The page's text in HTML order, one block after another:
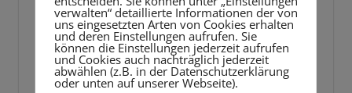
verwalten“ detaillierte Informationen der von
uns eingesetzten Arten von Cookies erhalten
und deren Einstellungen aufrufen. Sie
können die Einstellungen jederzeit aufrufen
und Cookies auch nachträglich jederzeit
abwählen (z.B. in der Datenschutzerklärung
oder unten auf unserer Webseite).